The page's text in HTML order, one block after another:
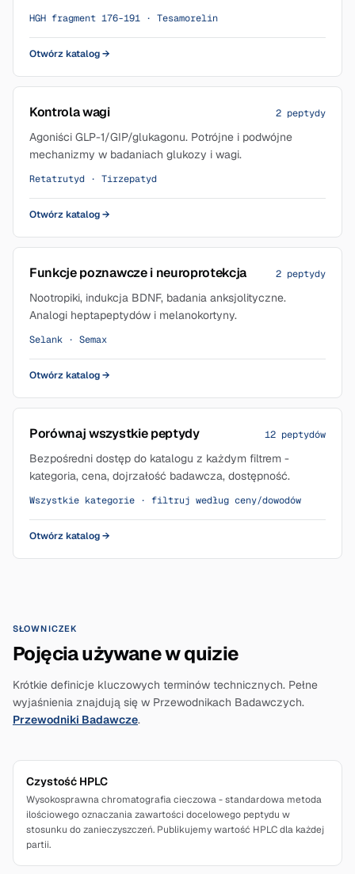
HGH fragment 176-191 · Tesamorelin
Otwórz katalog→
Kontrola wagi 2 peptydy
Agoniści GLP-1/GIP/glukagonu. Potrójne i podwójne
mechanizmy w badaniach glukozy i wagi.
Retatrutyd · Tirzepatyd
Otwórz katalog→
Funkcje poznawcze i neuroprotekcja 2 peptydy
Nootropiki, indukcja BDNF, badania anksjolityczne.
Analogi heptapeptydów i melanokortyny.
Selank · Semax
Otwórz katalog→
Porównaj wszystkie peptydy 12 peptydów
Bezpośredni dostęp do katalogu z każdym filtrem -
kategoria, cena, dojrzałość badawcza, dostępność.
Wszystkie kategorie · filtruj według ceny/dowodów
Otwórz katalog→
SŁOWNICZEK
Pojęcia używane w quizie
Krótkie definicje kluczowych terminów technicznych. Pełne
wyjaśnienia znajdują się w Przewodnikach Badawczych.
Przewodniki Badawcze.
Czystość HPLC
Wysokosprawna chromatografia cieczowa - standardowa metoda
ilościowego oznaczania zawartości docelowego peptydu w
stosunku do zanieczyszczeń. Publikujemy wartość HPLC dla każdej
partii.